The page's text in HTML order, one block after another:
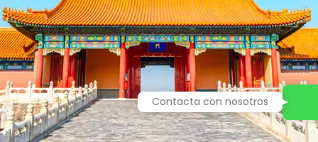
Contacta con nosotros